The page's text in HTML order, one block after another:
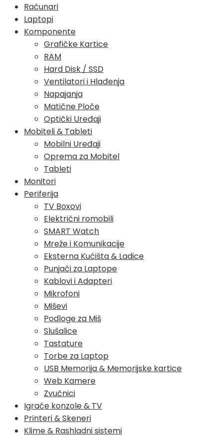
Računari
Laptopi
Komponente
Grafičke Kartice
RAM
Hard Disk / SSD
Ventilatori i Hlađenja
Napajanja
Matične Ploče
Optički Uređaji
Mobiteli & Tableti
Mobilni Uređaji
Oprema za Mobitel
Tableti
Monitori
Periferija
TV Boxovi
Električni romobili
SMART Watch
Mreže i Komunikacije
Eksterna Kućišta & Ladice
Punjači za Laptope
Kablovi i Adapteri
Mikrofoni
Miševi
Podloge za Miš
Slušalice
Tastature
Torbe za Laptop
USB Memorija & Memorijske kartice
Web Kamere
Zvučnici
Igraće konzole & TV
Printeri & Skeneri
Klime & Rashladni sistemi